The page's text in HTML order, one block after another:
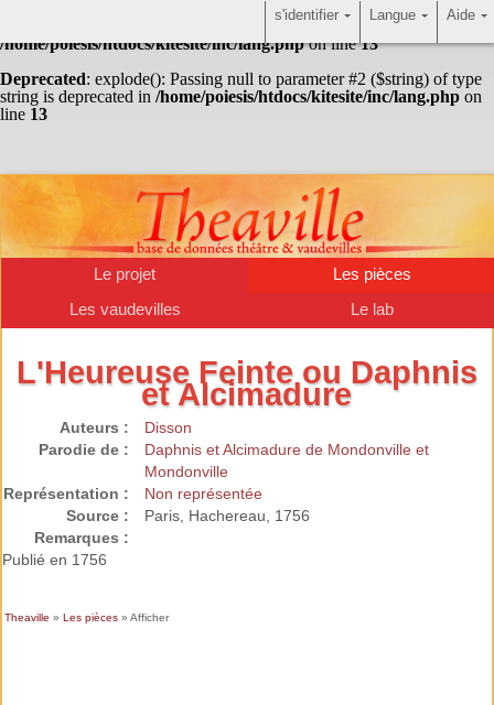
: Undefined array key "HTTP_ACCEPT_LANGUAGE" in
/home/poiesis/htdocs/kitesite/inc/lang.phpon line13
Deprecated: explode(): Passing null to parameter #2 ($string) of type
string is deprecated in /home/poiesis/htdocs/kitesite/inc/lang.php on
line 13
Le projet
Les pièces
Les vaudevilles
Le lab
L'Heureuse Feinte ou Daphnis
et Alcimadure
Auteurs :
Disson
Parodie de :
Daphnis et Alcimadure de Mondonville et
Mondonville
Représentation :
Non représentée
Source :
Paris, Hachereau, 1756
Remarques :
Publié en 1756
Theaville » Les pièces» Afficher
Aide
Langue
s'identifier